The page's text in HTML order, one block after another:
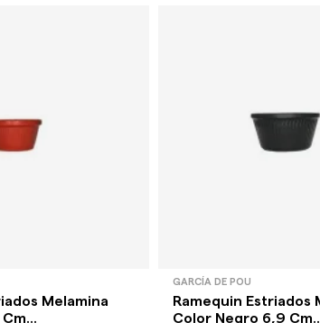
Melamina
GARCÍA DE POU
Ramequin Estriados
Color Negro 6,9